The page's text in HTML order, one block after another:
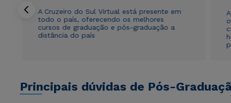
A Cruzeiro do Sul Virtual está presente em
todo o país, oferecendo os melhores
cursos de graduação e pós-graduação a
distância do país
Principais dúvidas de Pós-